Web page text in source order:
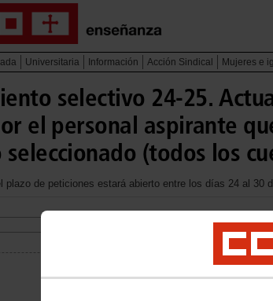
Universitaria Información Acción Sindical Mujeres e
selectivo 24-25.
el personal aspirante
(todos los
plazo de peticiones estará abierto entre los días 24 al 30